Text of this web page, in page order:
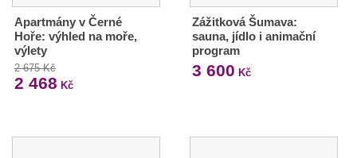
Apartmány v Černé
Hoře: výhled na moře,
výlety
2 675 Kč
2 468 Kč
Zážitková Šumava:
sauna, jídlo i animační
program
3 600 Kč